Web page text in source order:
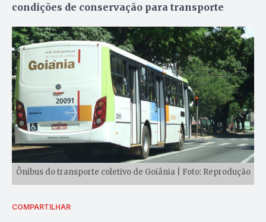
condições de conservação para transporte
Ônibus do transporte coletivo de Goiânia | Foto: Reprodução
COMPARTILHAR